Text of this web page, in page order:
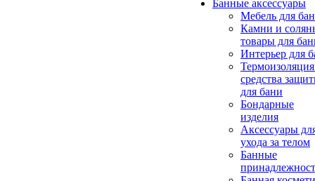
Банные аксессуары
Мебель для
Камни и
товары для
Интерьер для
средства
для бани
Бондарные
изделия
Аксеcсуары
ухода за телом
Банные